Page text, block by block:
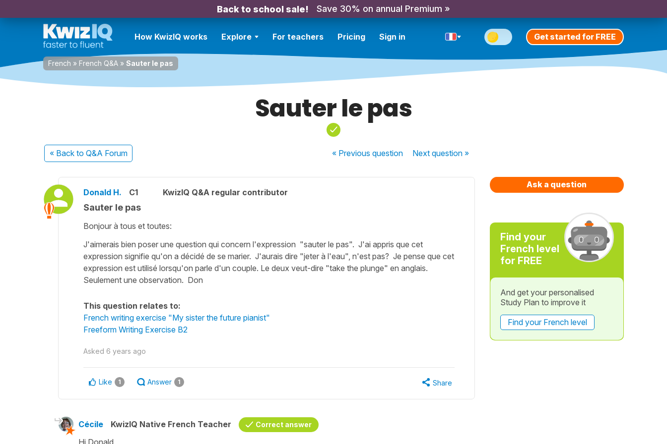
Back to school sale! Save 30% on annual Premium »
How KwizIQ works Explore For teachers Pricing Sign in Get started for FREE
French » French Q&A » Sauter le pas
Sauter le pas
« Back to Q&A Forum « Previousquestion Nextquestion »
Donald H. C1 KwizIQ Q&A regular contributor
Sauter le pas
Bonjour à tous et toutes:
J'aimerais bien poser une question qui concern l'expression "sauter le pas". J'ai appris que cet
expression signifie qu'on a décidé de se marier. J'aurais dire "jeter à l'eau", n'est pas? Je pense que cet
expression est utilisé lorsqu'on parle d'un couple. Le deux veut-dire "take the plunge" en anglais.
Seulement une observation. Don
This question relates to:
French writing exercise "My sister the future pianist"
Freeform Writing Exercise B2
Asked 6 years ago
Like 1 Answer 1 Share
Cécile KwizIQ Native French Teacher Correct answer
Hi Donald,
Ask a question
Find your
French level
for FREE
And get your personalised
Study Plan to improve it
Find your French level